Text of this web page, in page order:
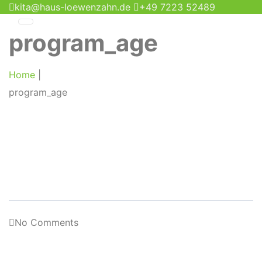
kita@haus-loewenzahn.de +49 7223 52489
program_age
Home
program_age
No Comments